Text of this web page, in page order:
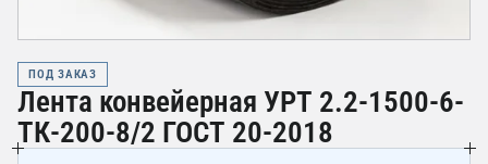
ПОД ЗАКАЗ
Лента конвейерная УРТ 2.2-1500-6-
ТК-200-8/2 ГОСТ 20-2018